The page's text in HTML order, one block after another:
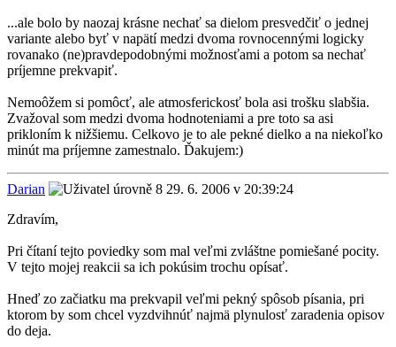
...ale bolo by naozaj krásne nechať sa dielom presvedčiť o jednej
variante alebo byť v napätí medzi dvoma rovnocennými logicky
rovanako (ne)pravdepodobnými možnosťami a potom sa nechať
príjemne prekvapiť.
Nemoôžem si pomôcť, ale atmosferickosť bola asi trošku slabšia.
Zvažoval som medzi dvoma hodnoteniami a pre toto sa asi
prikloním k nižšiemu. Celkovo je to ale pekné dielko a na niekoľko
minút ma príjemne zamestnalo. Ďakujem:)
Darian
29. 6. 2006 v 20:39:24
Zdravím,
Pri čítaní tejto poviedky som mal veľmi zvláštne pomiešané pocity.
V tejto mojej reakcii sa ich pokúsim trochu opísať.
Hneď zo začiatku ma prekvapil veľmi pekný spôsob písania, pri
ktorom by som chcel vyzdvihnúť najmä plynulosť zaradenia opisov
do deja.